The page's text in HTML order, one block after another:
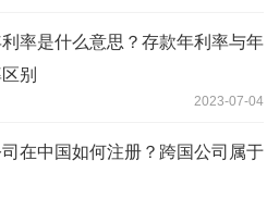
率是什么意思？存款年利率与年
别
2023-07-04
在中国如何注册？跨国公司属于